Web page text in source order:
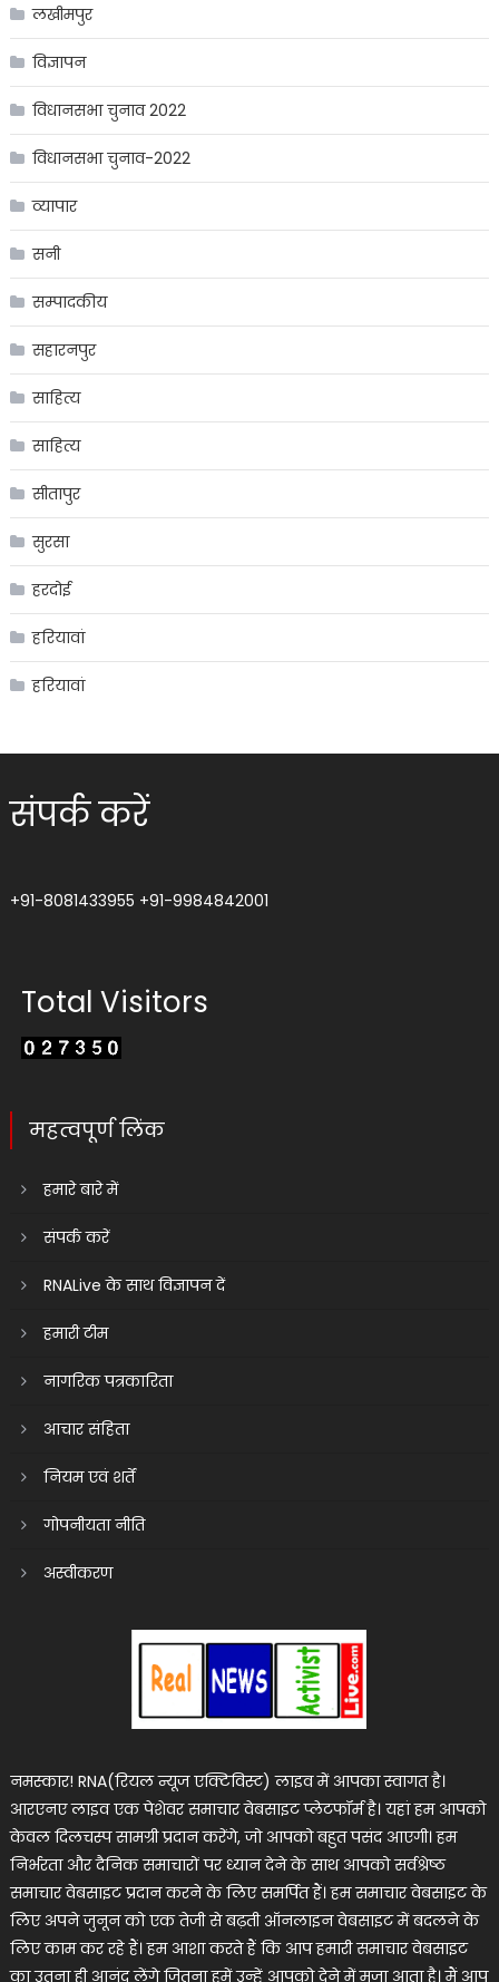
लखीमपुर
विज्ञापन
विधानसभा चुनाव 2022
विधानसभा चुनाव-2022
व्यापार
सनी
सम्पादकीय
सहारनपुर
साहित्य
साहित्य
सीतापुर
सुरसा
हरदोई
हरियावां
हरियावां
संपर्क करें
+91-8081433955 +91-9984842001
Total Visitors
महत्वपूर्ण लिंक
हमारे बारे में
संपर्क करें
RNALive के साथ विज्ञापन दें
हमारी टीम
नागरिक पत्रकारिता
आचार संहिता
नियम एवं शर्तें
गोपनीयता नीति
अस्वीकरण
नमस्कार! RNA(रियल न्यूज एक्टिविस्ट) लाइव में आपका स्वागत है।
आरएनए लाइव एक पेशेवर समाचार वेबसाइट प्लेटफॉर्म है। यहां हम आपको
केवल दिलचस्प सामग्री प्रदान करेंगे, जो आपको बहुत पसंद आएगी। हम
निर्भरता और दैनिक समाचारों पर ध्यान देने के साथ आपको सर्वश्रेष्ठ
समाचार वेबसाइट प्रदान करने के लिए समर्पित हैं। हम समाचार वेबसाइट के
लिए अपने जुनून को एक तेजी से बढ़ती ऑनलाइन वेबसाइट में बदलने के
लिए काम कर रहे हैं। हम आशा करते हैं कि आप हमारी समाचार वेबसाइट
का उतना ही आनंद लेंगे जितना हमें उन्हें आपको देने में मज़ा आता है। मैं आप